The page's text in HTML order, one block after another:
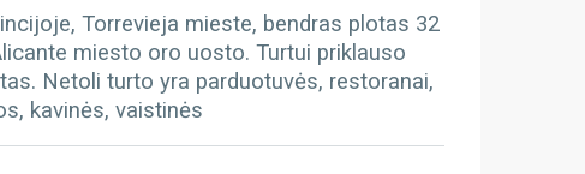
Torrevieja mieste, bendras plotas 32
miesto oro uosto. Turtui priklauso
Netoli turto yra parduotuvės, restoranai,
kavinės, vaistinės